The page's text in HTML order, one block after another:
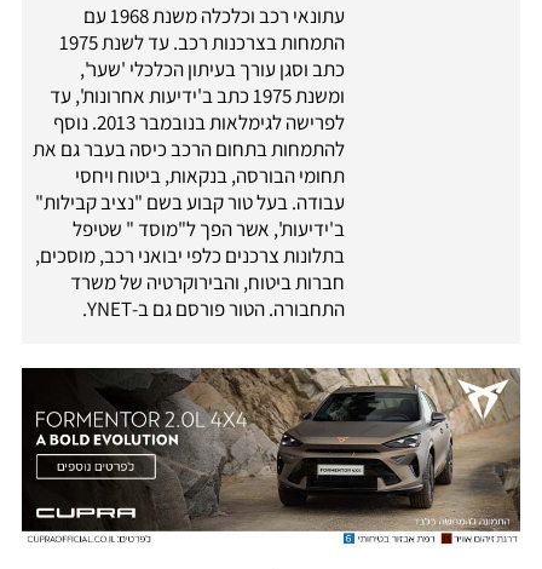
עתונאי רכב וכלכלה משנת 1968 עם
התמחות בצרכנות רכב. עד לשנת 1975
כתב וסגן עורך בעיתון הכלכלי 'שער',
ומשנת 1975 כתב ב'ידיעות אחרונות', עד
לפרישה לגימלאות בנובמבר 2013. נוסף
להתמחות בתחום הרכב כיסה בעבר גם את
תחומי הבורסה, בנקאות, ביטוח ויחסי
עבודה. בעל טור קבוע בשם "נציב קבילות"
ב'ידיעות', אשר הפך ל"מוסד " שטיפל
בתלונות צרכנים כלפי יבואני רכב, מוסכים,
חברות ביטוח, והבירוקרטיה של משרד
התחבורה. הטור פורסם גם ב-YNET.